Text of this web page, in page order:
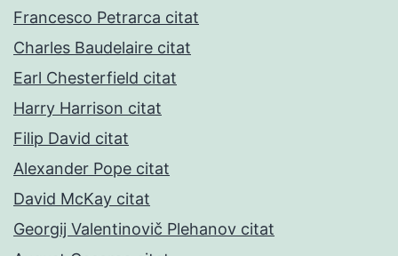
Francesco Petrarca citat
Charles Baudelaire citat
Earl Chesterfield citat
Harry Harrison citat
Filip David citat
Alexander Pope citat
David McKay citat
Georgij Valentinovič Plehanov citat